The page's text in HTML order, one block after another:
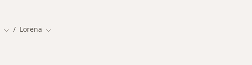
Mudar de cidade
Lorena Mudar de cidade